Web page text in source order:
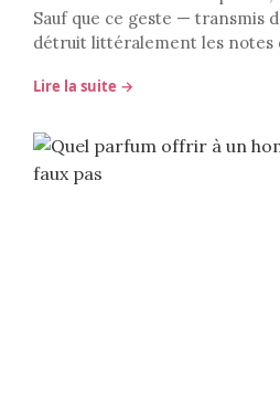
Sauf que ce geste — transmis
détruit littéralement les notes
Lire la suite →